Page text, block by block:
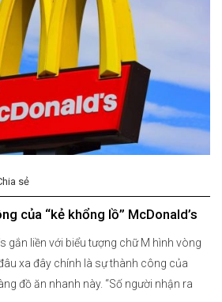
sẻ
của “kẻ khổng lồ” McDonald’s
gắn liền với biểu tượng chữ M hình vòng
xa đây chính là sự thành công của
đồ ăn nhanh này. “Số người nhận ra